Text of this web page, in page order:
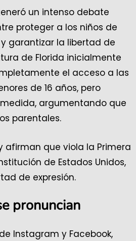
un intenso debate
proteger a los niños de
garantizar la libertad de
de Florida inicialmente
el acceso a las
de 16 años, pero
argumentando que
parentales.
afirman que viola la Primera
de Estados Unidos,
de expresión.
pronuncian
Instagram y Facebook,